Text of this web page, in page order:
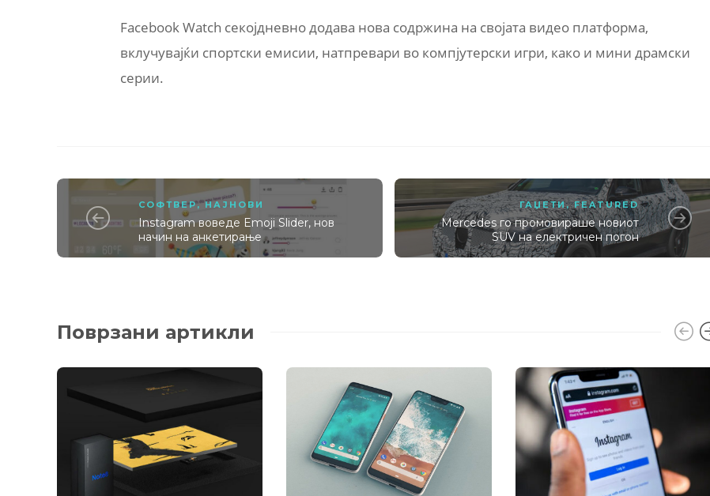
Facebook Watch секојдневно додава нова содржина на својата видео платформа,
вклучувајќи спортски емисии, натпревари во компјутерски игри, како и мини драмски
серии.
СОФТВЕР,НАЈНОВИ
Instagram воведе Emoji Slider, нов
начин на анкетирање
ГАЏЕТИ,FEATURED
Mercedes го промовираше новиот
SUV на електричен погон
Поврзани артикли